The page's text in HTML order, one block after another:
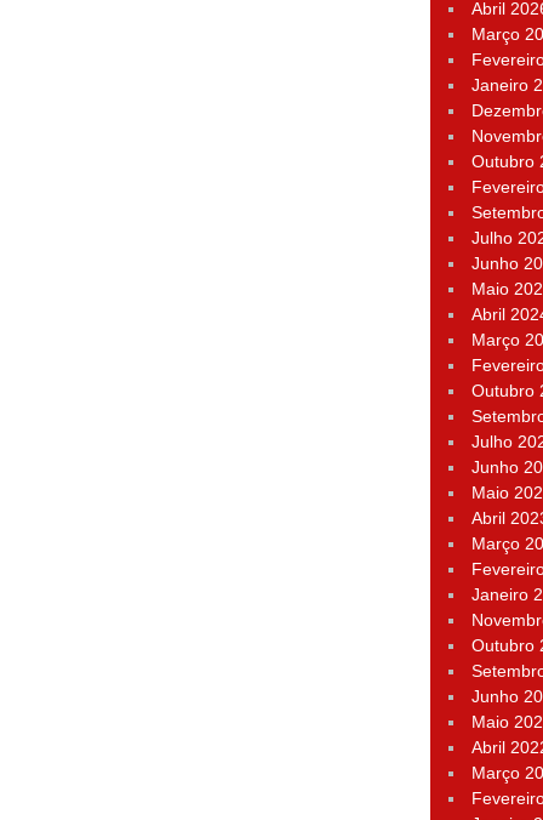
Abril
Março
Janeiro
Outubro
Julho
Junho
Maio
Abril
Março
Outubro
Julho
Junho
Maio
Abril
Março
Janeiro
Outubro
Junho
Maio
Abril
Março